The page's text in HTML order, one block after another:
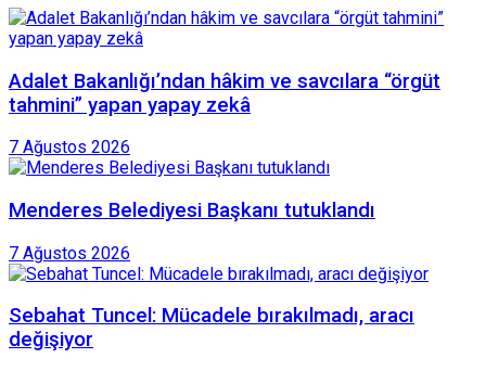
Adalet Bakanlığı’ndan hâkim ve savcılara “örgüt
tahmini” yapan yapay zekâ
7 Ağustos 2026
Menderes Belediyesi Başkanı tutuklandı
7 Ağustos 2026
Sebahat Tuncel: Mücadele bırakılmadı, aracı
değişiyor